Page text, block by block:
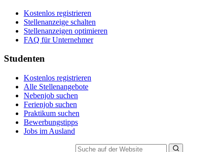
Kostenlos registrieren
Stellenanzeige schalten
Stellenanzeigen optimieren
FAQ für Unternehmer
Studenten
Kostenlos registrieren
Alle Stellenangebote
Nebenjob suchen
Ferienjob suchen
Praktikum suchen
Bewerbungstipps
Jobs im Ausland